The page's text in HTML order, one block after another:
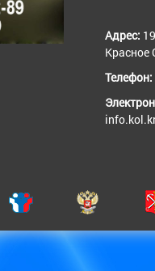
Адрес:
Красное
Телефон: